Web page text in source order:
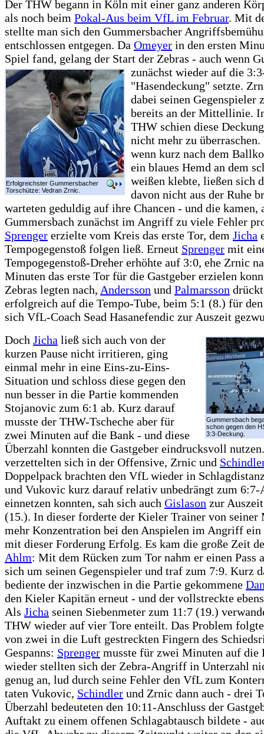
Der THW begann in Köln mit einer ganz anderen
als noch beim Pokal-Aus beim VfL im Februar. Mit
stellte man sich den Gummersbacher
entschlossen entgegen. Da Omeyer in den ersten
Spiel fand, gelang der Start der Zebras - auch wenn
Erfolgreichster Gummersbacher
Torschütze: Vedran Zrnic.
zunächst wieder auf die
"Hasendeckung" setzte.
dabei seinen Gegenspieler
bereits an der Mittellinie.
THW schien diese
nicht mehr zu überraschen.
wenn kurz nach dem
ein blaues Hemd an dem
weißen klebte, ließen sich
davon nicht aus der Ruhe
warteten geduldig auf ihre Chancen - und die kamen,
Gummersbach zunächst im Angriff zu viele Fehler
Sprenger erzielte vom Kreis das erste Tor, dem Jicha
Tempogegenstoß folgen ließ. Erneut Sprenger mit
Tempogegenstoß-Dreher erhöhte auf 3:0, ehe Zrnic
Minuten das erste Tor für die Gastgeber erzielen
Zebras legten nach, Andersson und Palmarsson
erfolgreich auf die Tempo-Tube, beim 5:1 (8.) für
sich VfL-Coach Sead Hasanefendic zur Auszeit
Gummersbach
schon gegen den
3:3-Deckung.
Doch Jicha ließ sich auch von der
kurzen Pause nicht irritieren, ging
einmal mehr in eine Eins-zu-Eins-
Situation und schloss diese gegen den
nun besser in die Partie kommenden
Stojanovic zum 6:1 ab. Kurz darauf
musste der THW-Tscheche aber für
zwei Minuten auf die Bank - und diese
Überzahl konnten die Gastgeber eindrucksvoll
verzettelten sich in der Offensive, Zrnic und
Doppelpack brachten den VfL wieder in
und Vukovic kurz darauf relativ unbedrängt zum 6:7-
einnetzen konnten, sah sich auch Gislason zur
(15.). In dieser forderte der Kieler Trainer von seiner
mehr Konzentration bei den Anspielen im Angriff ein
mit dieser Forderung Erfolg. Es kam die große Zeit
Ahlm: Mit dem Rücken zum Tor nahm er einen Pass
sich um seinen Gegenspieler und traf zum 7:9. Kurz
bediente der inzwischen in die Partie gekommene
den Kieler Kapitän erneut - und der vollstreckte
Als Jicha seinen Siebenmeter zum 11:7 (19.)
THW wieder auf vier Tore enteilt. Das Problem
von zwei in die Luft gestreckten Fingern des
Gespanns: Sprenger musste für zwei Minuten auf die
wieder stellten sich der Zebra-Angriff in Unterzahl
genug an, lud durch seine Fehler den VfL zum
taten Vukovic, Schindler und Zrnic dann auch - drei
Überzahl bedeuteten den 10:11-Anschluss der
Auftakt zu einem offenen Schlagabtausch bildete -